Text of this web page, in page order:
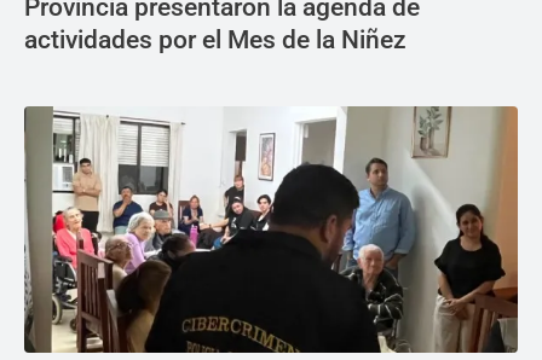
Provincia presentaron la agenda de
actividades por el Mes de la Niñez